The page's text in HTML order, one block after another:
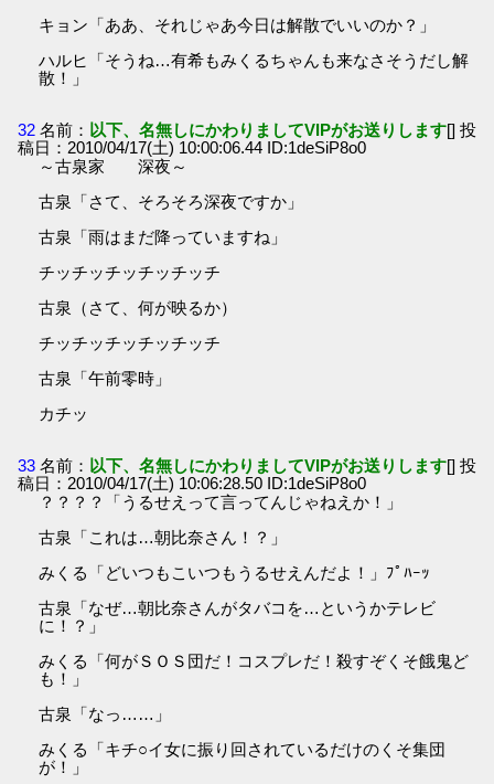
キョン「ああ、それじゃあ今日は解散でいいのか？」
ハルヒ「そうね…有希もみくるちゃんも来なさそうだし解
散！」
32 名前： 以下、名無しにかわりましてVIPがお送りします[] 投
稿日：2010/04/17(土) 10:00:06.44 ID:1deSiP8o0
～古泉家 深夜～
古泉「さて、そろそろ深夜ですか」
古泉「雨はまだ降っていますね」
チッチッチッチッチッチ
古泉（さて、何が映るか）
チッチッチッチッチッチ
古泉「午前零時」
カチッ
33 名前： 以下、名無しにかわりましてVIPがお送りします[] 投
稿日：2010/04/17(土) 10:06:28.50 ID:1deSiP8o0
？？？？「うるせえって言ってんじゃねえか！」
古泉「これは…朝比奈さん！？」
みくる「どいつもこいつもうるせえんだよ！」ﾌﾟﾊｰｯ
古泉「なぜ…朝比奈さんがタバコを…というかテレビ
に！？」
みくる「何がＳＯＳ団だ！コスプレだ！殺すぞくそ餓鬼ど
も！」
古泉「なっ……」
みくる「キチ○イ女に振り回されているだけのくそ集団
が！」